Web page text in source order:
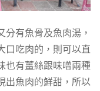
有魚骨及魚肉湯，
口吃肉的，則可以直
也有薑絲跟味噌兩種
出魚肉的鮮甜，所以